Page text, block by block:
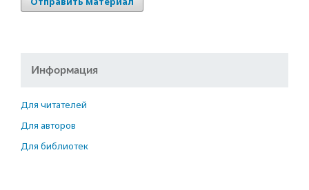
Информация
Для читателей
Для авторов
Для библиотек